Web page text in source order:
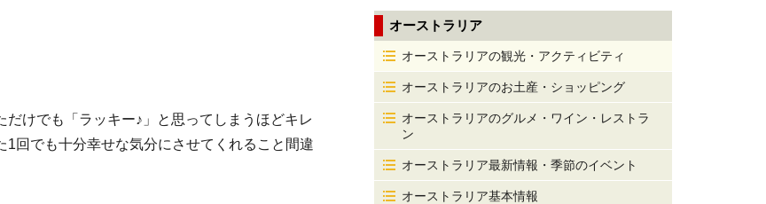
けでも「ラッキー♪」と思ってしまうほどキレ
回でも十分幸せな気分にさせてくれること間違
オーストラリア
オーストラリアの観光・アクティビティ
オーストラリアのお土産・ショッピング
オーストラリアのグルメ・ワイン・レストラ
ン
オーストラリア最新情報・季節のイベント
オーストラリア基本情報